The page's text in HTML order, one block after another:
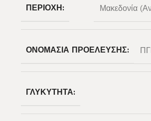
ΠΕΡΙΟΧΉ: Μακεδονία
ΟΝΟΜΑΣΊΑ ΠΡΟΈΛΕΥΣΗΣ:
ΓΛΥΚΎΤΗΤΑ: